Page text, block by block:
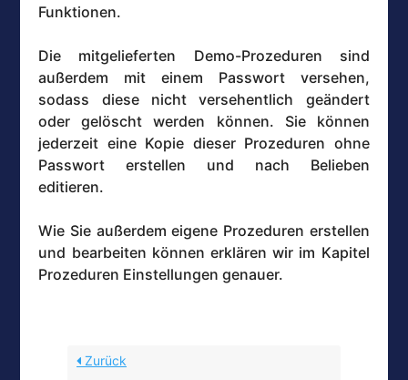
Funktionen.
Die mitgelieferten Demo-Prozeduren sind
außerdem mit einem Passwort versehen,
sodass diese nicht versehentlich geändert
oder gelöscht werden können. Sie können
jederzeit eine Kopie dieser Prozeduren ohne
Passwort erstellen und nach Belieben
editieren.
Wie Sie außerdem eigene Prozeduren erstellen
und bearbeiten können erklären wir im Kapitel
Prozeduren Einstellungen genauer.
Zurück